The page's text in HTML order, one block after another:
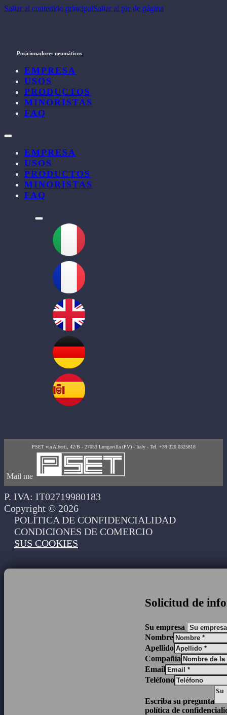
Saltar al contenido principalSaltar al pie de página
Posicionadores neumáticos
EMPRESA
USOS
PRODUCTOS
MINORISTAS
FAQ
EMPRESA
USOS
PRODUCTOS
MINORISTAS
FAQ
PSET via Alberti, 42/B - 27053 Lungavilla (PV) - Italy - Tel. +39 320 0325818
Mail me
P. IVA: IT02719980183
Copyright © 2026
POLÍTICA DE CONFIDENCIALIDAD
CONDICIONES DE COMERCIO
SUS COOKIES
Solicitud de
Su empresa
Nombre
Apellido
Compañía
Email
Teléfono
Escriba su pregunta
política de